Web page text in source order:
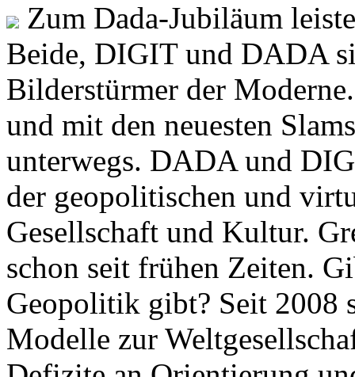
Zum Dada-Jubiläum
Beide, DIGIT und DADA
Bilderstürmer der
und mit den neuesten
unterwegs. DADA und
der geopolitischen und
Gesellschaft und Kultur.
schon seit frühen Zeiten.
Geopolitik gibt? Seit 2008
Modelle zur